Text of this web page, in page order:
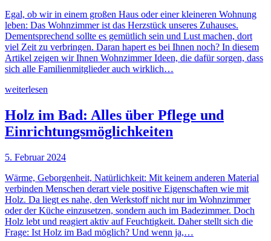
Egal, ob wir in einem großen Haus oder einer kleineren Wohnung
leben: Das Wohnzimmer ist das Herzstück unseres Zuhauses.
Dementsprechend sollte es gemütlich sein und Lust machen, dort
viel Zeit zu verbringen. Daran hapert es bei Ihnen noch? In diesem
Artikel zeigen wir Ihnen Wohnzimmer Ideen, die dafür sorgen, dass
sich alle Familienmitglieder auch wirklich…
weiterlesen
Holz im Bad: Alles über Pflege und
Einrichtungsmöglichkeiten
5. Februar 2024
Wärme, Geborgenheit, Natürlichkeit: Mit keinem anderen Material
verbinden Menschen derart viele positive Eigenschaften wie mit
Holz. Da liegt es nahe, den Werkstoff nicht nur im Wohnzimmer
oder der Küche einzusetzen, sondern auch im Badezimmer. Doch
Holz lebt und reagiert aktiv auf Feuchtigkeit. Daher stellt sich die
Frage: Ist Holz im Bad möglich? Und wenn ja,…